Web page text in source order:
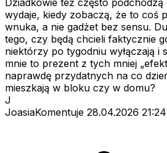
wydaje, kiedy zobaczą, że to coś
wnuka, a nie gadżet bez sensu.
tego, czy będą chcieli faktycznie
niektórzy po tygodniu wyłączają i
mnie to prezent z tych mniej
naprawdę przydatnych na co
mieszkają w bloku czy w domu?
J
JoasiaKomentuje 28.04.2026 21:24